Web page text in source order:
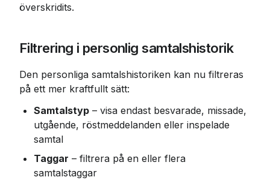
överskridits.
Filtrering i personlig samtalshistorik
Den personliga samtalshistoriken kan nu filtreras
på ett mer kraftfullt sätt:
Samtalstyp – visa endast besvarade, missade,
utgående, röstmeddelanden eller inspelade
samtal
Taggar – filtrera på en eller flera
samtalstaggar